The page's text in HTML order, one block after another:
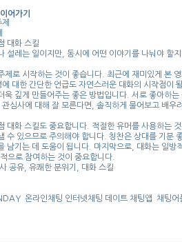
어가기
대화 스킬
설레는 일이지만, 동시에 어떤 이야기를 나눠야 할
제로 시작하는 것이 좋습니다. 최근에 재미있게 본
대한 간단한 언급도 자연스러운 대화의 시작점
욱 깊게 만들어주는 좋은 방법입니다. 서로 좋아하
심사에 대해 잘 모른다면, 솔직하게 물어보고 배
대화 스킬도 중요합니다. 적절한 유머를 사용하는
수 있으므로 주의해야 합니다. 칭찬은 상대를 기
남기는 데 도움이 됩니다. 마지막으로, 대화는 일
으로 참여하는 것이 중요합니다.
공유, 유쾌한 분위기, 대화 스킬
온라인채팅 인터넷채팅 데이트 채팅앱 채팅어